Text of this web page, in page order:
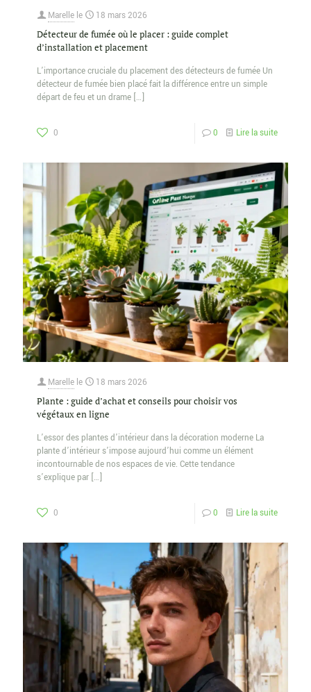
Marelle le 18 mars 2026
Détecteur de fumée où le placer : guide complet
d’installation et placement
L’importance cruciale du placement des détecteurs de fumée Un
détecteur de fumée bien placé fait la différence entre un simple
départ de feu et un drame […]
0 0 Lire la suite
Marelle le 18 mars 2026
Plante : guide d’achat et conseils pour choisir vos
végétaux en ligne
L’essor des plantes d’intérieur dans la décoration moderne La
plante d’intérieur s’impose aujourd’hui comme un élément
incontournable de nos espaces de vie. Cette tendance
s’explique par […]
0 0 Lire la suite